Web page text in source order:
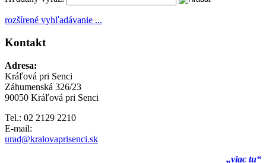
rozšírené vyhľadávanie ...
Kontakt
Adresa:
Kráľová pri Senci
Záhumenská 326/23
90050 Kráľová pri Senci
Tel.: 02 2129 2210
E-mail:
urad@kralovaprisenci.sk
„viac tu“